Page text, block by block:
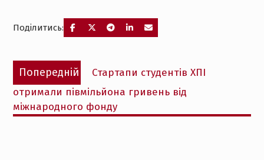
Поділитись:
Навігація
записів
Попередній
Попередній
запис:
Стартапи студентів ХПІ
отримали півмільйона гривень від
міжнародного фонду